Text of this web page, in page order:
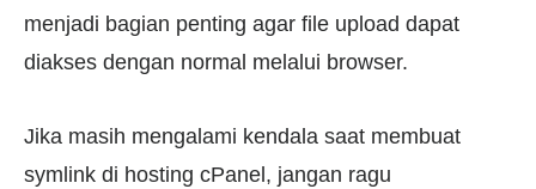
menjadi bagian penting agar file upload dapat
diakses dengan normal melalui browser.
Jika masih mengalami kendala saat membuat
symlink di hosting cPanel, jangan ragu